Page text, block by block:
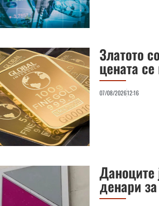
Златото
цената
07/08/202612:16
Даноците
денари